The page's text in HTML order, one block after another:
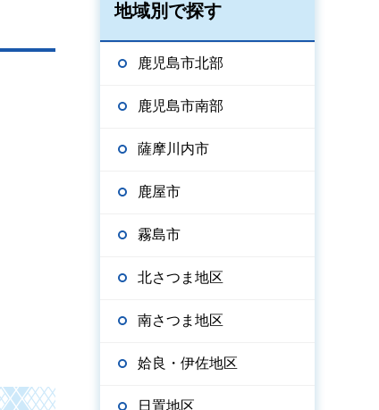
地域別で探す
鹿児島市北部
鹿児島市南部
薩摩川内市
鹿屋市
霧島市
北さつま地区
南さつま地区
姶良・伊佐地区
日置地区